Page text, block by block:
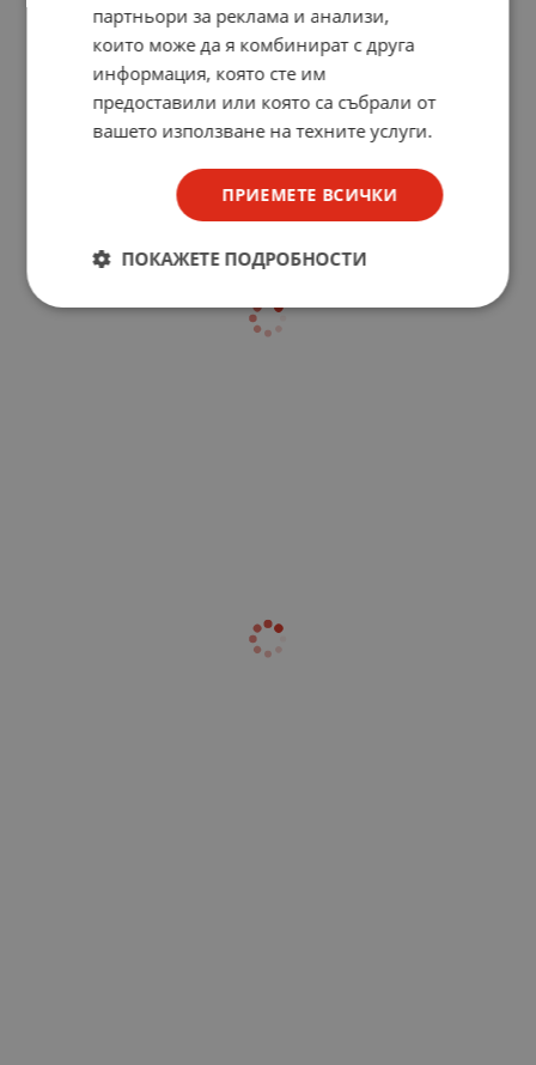
партньори за реклама и анализи,
които може да я комбинират с друга
информация, която сте им
предоставили или която са събрали от
вашето използване на техните услуги.
ПРИЕМЕТЕ ВСИЧКИ
ПОКАЖЕТЕ ПОДРОБНОСТИ